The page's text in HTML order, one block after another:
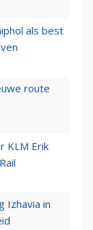
als best
route
KLM Erik
Izhavia in